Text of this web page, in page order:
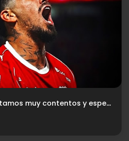
Firmó Mele: Estos son los arqueros uruguayos que dejaron una huella en Independiente